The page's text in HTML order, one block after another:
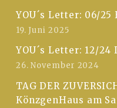
YOU´s Letter: 06/
19. Juni 2025
YOU´s Letter: 12/24
26. November 2024
TAG DER
KönzgenHaus am